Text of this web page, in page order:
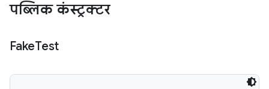
पब्लिक कंस्ट्रक्टर
FakeTest